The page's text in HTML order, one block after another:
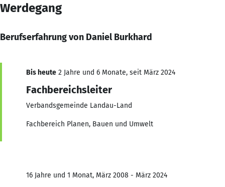
Werdegang
Berufserfahrung von Daniel Burkhard
Bis heute 2 Jahre und 6 Monate, seit März 2024
Fachbereichsleiter
Verbandsgemeinde Landau-Land
Fachbereich Planen, Bauen und Umwelt
16 Jahre und 1 Monat, März 2008 - März 2024